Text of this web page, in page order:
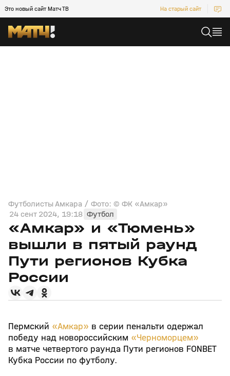
Это новый сайт Матч ТВ На старый сайт
Футболисты Амкара / Фото: © ФК «Амкар»
24 сент 2024, 19:18 Футбол
«Амкар» и «Тюмень»
вышли в пятый раунд
Пути регионов Кубка
России
Пермский «Амкар» в серии пенальти одержал
победу над новороссийским «Черноморцем»
в матче четвертого раунда Пути регионов FONBET
Кубка России по футболу.